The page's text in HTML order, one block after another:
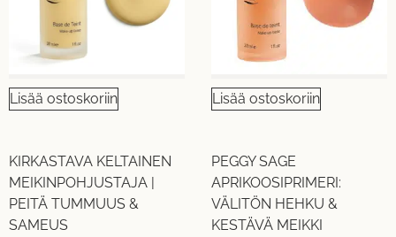
Lisää ostoskoriin
KIRKASTAVA KELTAINEN
MEIKINPOHJUSTAJA |
PEITÄ TUMMUUS &
SAMEUS
Lisää ostoskoriin
PEGGY SAGE
APRIKOOSIPRIMERI:
VÄLITÖN HEHKU &
KESTÄVÄ MEIKKI